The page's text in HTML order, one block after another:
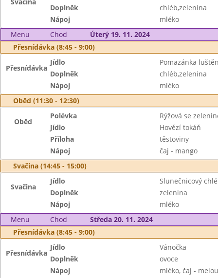
Doplněk
chléb,zelenina
Nápoj
mléko
Menu
Chod
Úterý 19. 11. 2024
Přesnídávka (8:45 - 9:00)
Přesnídávka
Jídlo
Pomazánka
Doplněk
chléb,zelenina
Nápoj
mléko
Oběd (11:30 - 12:30)
Oběd
Polévka
Rýžová se
Jídlo
Hovězí tokáň
Příloha
těstoviny
Nápoj
čaj - mango
Svačina (14:45 - 15:00)
Svačina
Jídlo
Slunečnicový
Doplněk
zelenina
Nápoj
mléko
Menu
Chod
Středa 20. 11. 2024
Přesnídávka (8:45 - 9:00)
Přesnídávka
Jídlo
Vánočka
Doplněk
ovoce
Nápoj
mléko, čaj -